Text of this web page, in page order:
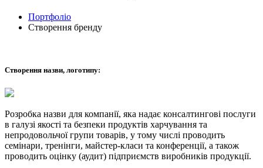
Портфоліо
Створення бренду
Створення назви, логотипу:
Розробка назви для компанії, яка надає консалтингові послуги
в галузі якості та безпеки продуктів харчування та
непродовольчої групи товарів, у тому числі проводить
семінари, тренінги, майстер-класи та конференції, а також
проводить оцінку (аудит) підприємств виробників продукції.